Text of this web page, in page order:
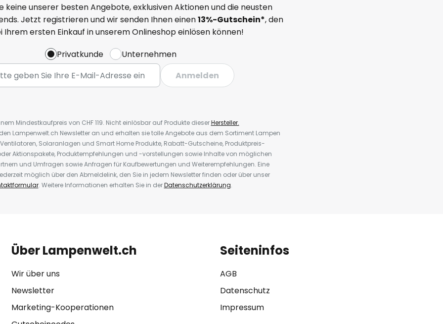
keine unserer besten Angebote, exklusiven Aktionen und die neusten
Jetzt registrieren und wir senden Ihnen einen13%-Gutschein*, den
Ihrem ersten Einkauf in unserem Onlineshop einlösen können!
Privatkunde
Unternehmen
Anmelden
Mindestkaufpreis von CHF 119. Nicht einlösbar auf Produkte dieserHersteller.
Lampenwelt.ch Newsletter an und erhalten sie tolle Angebote aus dem Sortiment Lampen
Solaranlagen und Smart Home Produkte, Rabatt-Gutscheine, Produktpreis-
Aktionspakete, Produktempfehlungen und -vorstellungen sowie Inhalte von möglichen
und Umfragen sowie Anfragen für Kaufbewertungen und Weiterempfehlungen. Eine
möglich über den Abmeldelink, den Sie in jedem Newsletter finden oder über unser
. Weitere Informationen erhalten Sie in derDatenschutzerklärung.
Über Lampenwelt.ch
Wir über uns
Newsletter
Marketing-Kooperationen
Seiteninfos
AGB
Datenschutz
Impressum